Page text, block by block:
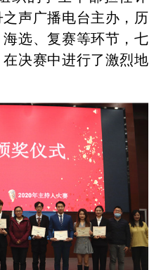
声广播电台主办，历
选、复赛等环节，七
决赛中进行了激烈地